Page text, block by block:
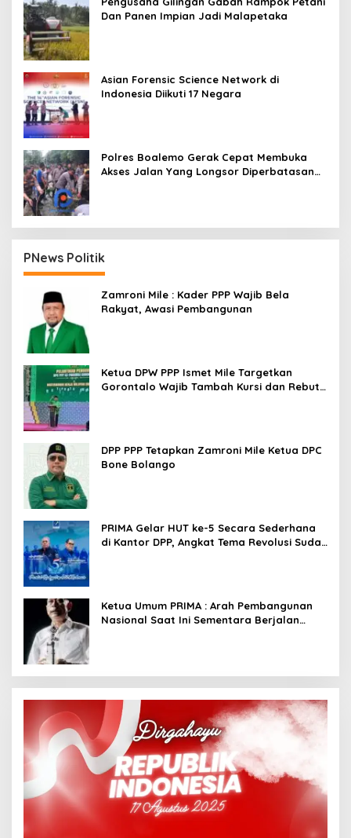
Dan Panen Impian Jadi Malapetaka
Asian Forensic Science Network di
Indonesia Diikuti 17 Negara
Polres Boalemo Gerak Cepat Membuka
Akses Jalan Yang Longsor Diperbatasan
PNews Politik
Zamroni Mile : Kader PPP Wajib Bela
Rakyat, Awasi Pembangunan
Ketua DPW PPP Ismet Mile Targetkan
Gorontalo Wajib Tambah Kursi dan Rebut
DPP PPP Tetapkan Zamroni Mile Ketua DPC
Bone Bolango
PRIMA Gelar HUT ke-5 Secara Sederhana
di Kantor DPP, Angkat Tema Revolusi Sudah
Ketua Umum PRIMA : Arah Pembangunan
Nasional Saat Ini Sementara Berjalan